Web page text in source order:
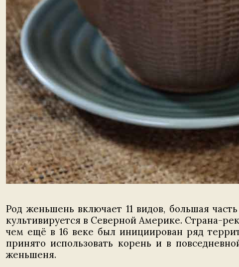
Род женьшень включает 11 видов, большая
культивируется в Северной Америке. Страна-
чем ещё в 16 веке был инициирован ряд
принято использовать корень и в
женьшеня.